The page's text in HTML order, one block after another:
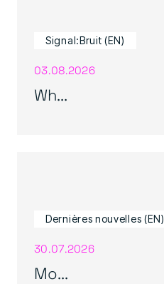
Signal:Bruit (EN)
03.08.2026
Wh...
Dernières nouvelles (EN)
30.07.2026
Mo...